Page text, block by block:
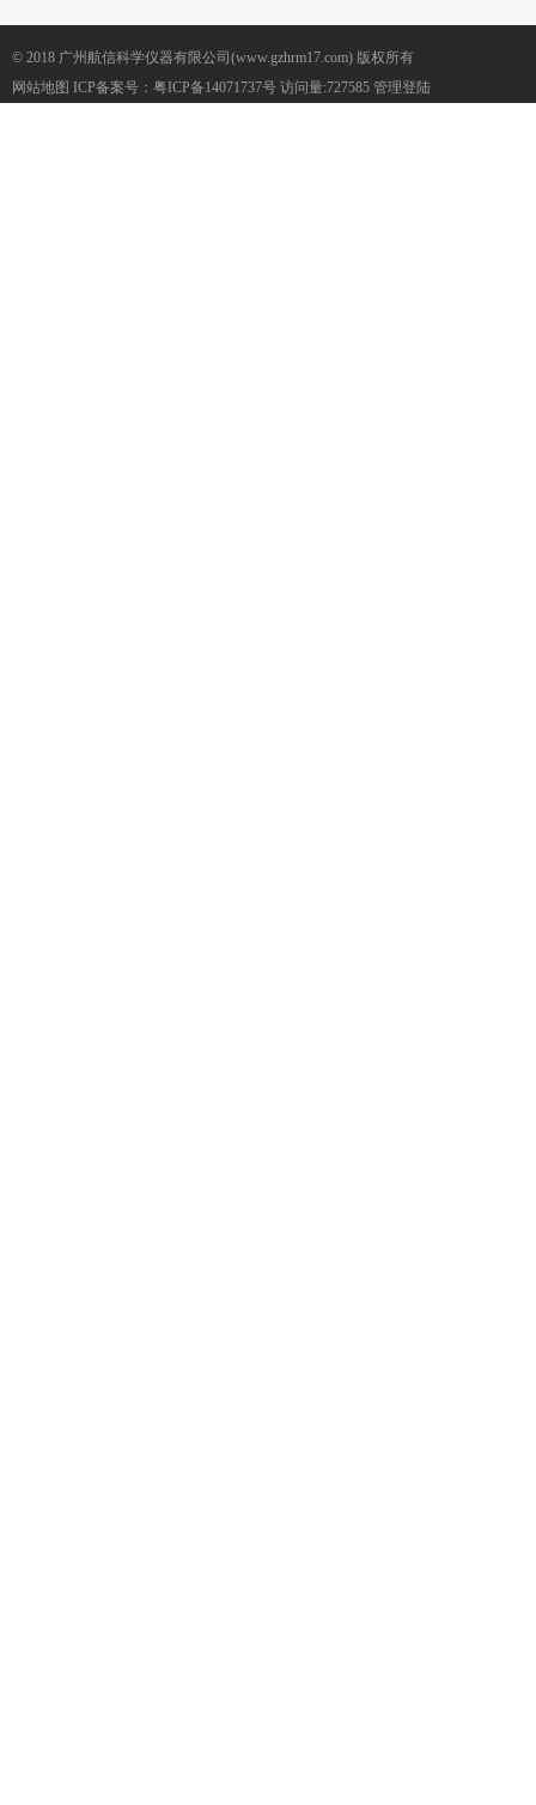
© 2018 广州航信科学仪器有限公司(www.gzhrm17.com) 版权所有
网站地图 ICP备案号： 粤ICP备14071737号 访问量:727585 管理登陆